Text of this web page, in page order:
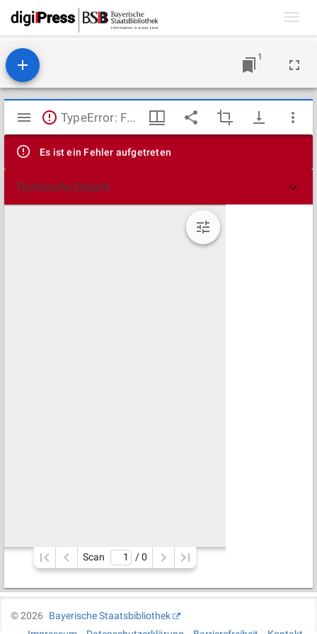
1
Mirador
Viewer
TypeError: Failed to fetch
Es ist ein Fehler aufgetreten
Technische Details
Scan / 0
©2026
Bayerische Staatsbibliothek